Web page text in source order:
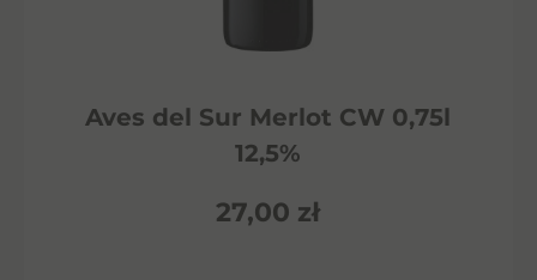
Aves del Sur Merlot CW 0,75l
12,5%
27,00 zł